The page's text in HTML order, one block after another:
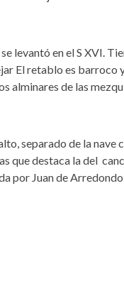
levantó en el S XVI.
El retablo es barroco
alminares de las
separado de la nave
que destaca la del
por Juan de